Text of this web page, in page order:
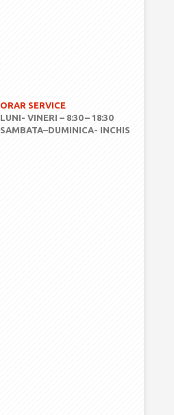
ORAR SERVICE
LUNI- VINERI – 8:30 – 18:30
SAMBATA–DUMINICA- INCHIS